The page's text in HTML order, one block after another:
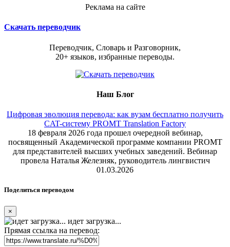
Реклама на сайте
Скачать переводчик
Переводчик, Словарь и Разговорник,
20+ языков, избранные переводы.
Наш Блог
Цифровая эволюция перевода: как вузам бесплатно получить
CAT-систему PROMT Translation Factory
18 февраля 2026 года прошел очередной вебинар,
посвященный Академической программе компании PROMT
для представителей высших учебных заведений. Вебинар
провела Наталья Железняк, руководитель лингвистич
01.03.2026
Поделиться переводом
×
идет загрузка...
Прямая ссылка на перевод: